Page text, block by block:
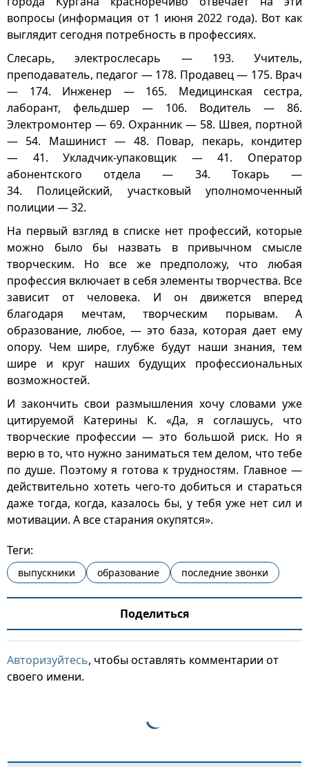
вопросы (информация от 1 июня 2022 года). Вот как
выглядит сегодня потребность в профессиях.
Слесарь, электрослесарь — 193. Учитель,
преподаватель, педагог — 178. Продавец — 175. Врач
— 174. Инженер — 165. Медицинская сестра,
лаборант, фельдшер — 106. Водитель — 86.
Электромонтер — 69. Охранник — 58. Швея, портной
— 54. Машинист — 48. Повар, пекарь, кондитер
— 41. Укладчик-упаковщик — 41. Оператор
абонентского отдела — 34. Токарь —
34. Полицейский, участковый уполномоченный
полиции — 32.
На первый взгляд в списке нет профессий, которые
можно было бы назвать в привычном смысле
творческим. Но все же предположу, что любая
профессия включает в себя элементы творчества. Все
зависит от человека. И он движется вперед
благодаря мечтам, творческим порывам. А
образование, любое, — это база, которая дает ему
опору. Чем шире, глубже будут наши знания, тем
шире и круг наших будущих профессиональных
возможностей.
И закончить свои размышления хочу словами уже
цитируемой Катерины К. «Да, я соглашусь, что
творческие профессии — это большой риск. Но я
верю в то, что нужно заниматься тем делом, что тебе
по душе. Поэтому я готова к трудностям. Главное —
действительно хотеть чего-то добиться и стараться
даже тогда, когда, казалось бы, у тебя уже нет сил и
мотивации. А все старания окупятся».
Теги:
выпускники образование последние звонки
Поделиться
Авторизуйтесь, чтобы оставлять комментарии от
своего имени.